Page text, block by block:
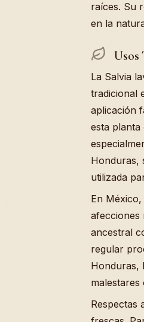
raíces. Su
en la
Usos
La Salvia
tradicional
aplicación
esta planta
Honduras,
utilizada
En
afecciones
ancestral
regular
Honduras,
Respectas